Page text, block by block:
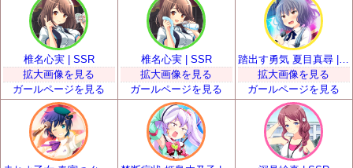
椎名心実 | SSR
拡大画像を見る
ガールページを見る
椎名心実 | SSR
拡大画像を見る
ガールページを見る
踏出す勇気 夏目真尋 | SSR
拡大画像を見る
ガールページを見る